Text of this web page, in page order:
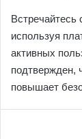
Встречайтесь
используя
активных
подтвержден,
повышает